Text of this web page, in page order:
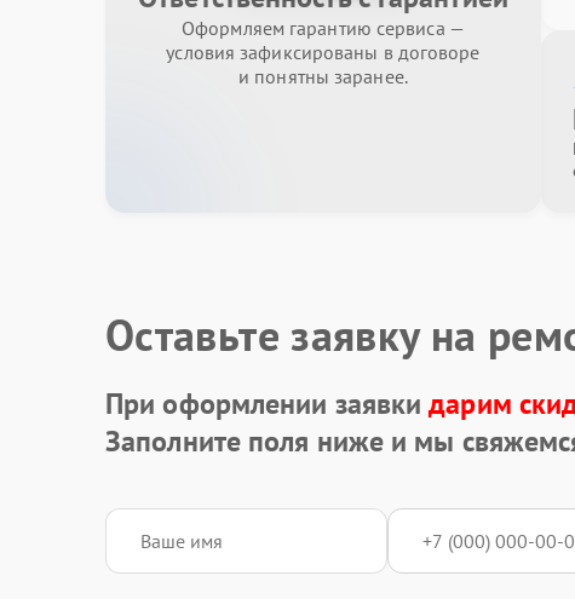
Оформляем гарантию сервиса —
условия зафиксированы в договоре
и понятны заранее.
Оставьте заявку на
При оформлении заявкидарим
Заполните поля ниже и мы